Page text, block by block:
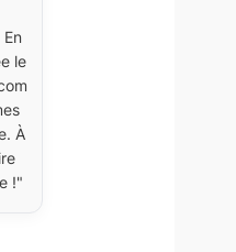
le
À
!"